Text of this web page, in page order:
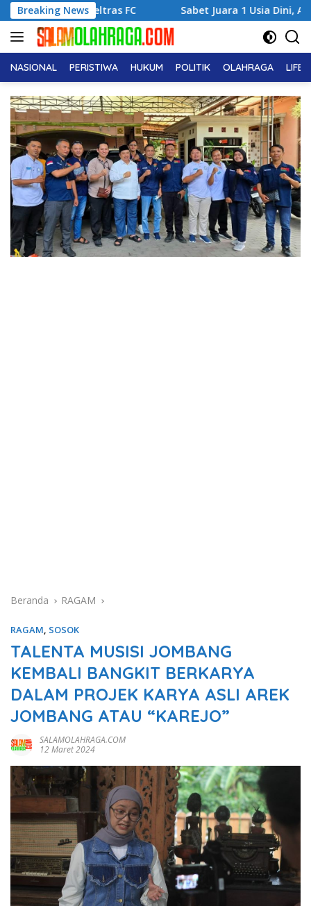
Langsung
ke
konten
Breaking News
FC Sabet Juara 1 Usia Dini, Adena Zahra Fransiska
NASIONAL PERISTIWA HUKUM POLITIK OLAHRAGA
Beranda RAGAM
RAGAM, SOSOK
TALENTA MUSISI JOMBANG
KEMBALI BANGKIT BERKARYA
DALAM PROJEK KARYA ASLI AREK
JOMBANG ATAU “KAREJO”
SALAMOLAHRAGA.COM
12 Maret 2024